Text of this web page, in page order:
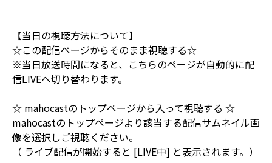
【当日の視聴方法について】
☆この配信ページからそのまま視聴する☆
※当日放送時間になると、こちらのページが自動的に配
信LIVEへ切り替わります。
☆ mahocastのトップページから入って視聴する ☆
mahocastのトップページより該当する配信サムネイル画
像を選択しご視聴ください。
（ ライブ配信が開始すると [LIVE中] と表示されます。）